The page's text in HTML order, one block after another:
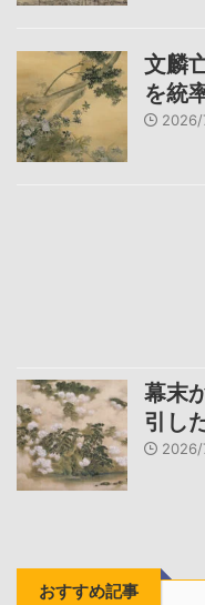
文麟
を統
2026/
幕末
引し
おすすめ記事